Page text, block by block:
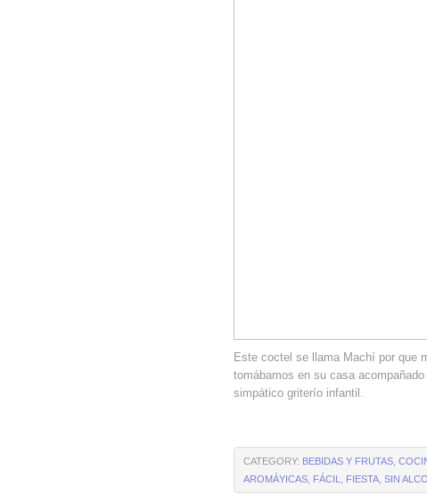
Este coctel se llama Machí por que
tomábamos en su casa
simpático griterío infantil.
CATEGORY: BEBIDAS Y FRUTAS
AROMÁYICAS FÁCIL FIESTA SIN